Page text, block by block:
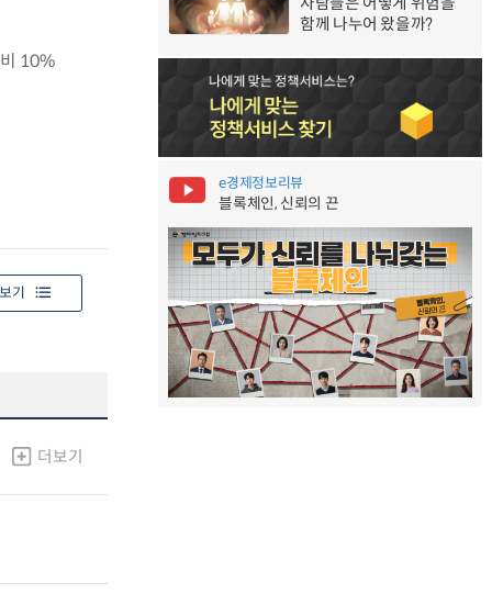
10%
기
더보기
함께 나누어 왔을까?
e경제정보리뷰
블록체인, 신뢰의 끈